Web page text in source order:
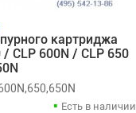
картриджа
/ CLP 600N / CLP 650
Есть в наличии